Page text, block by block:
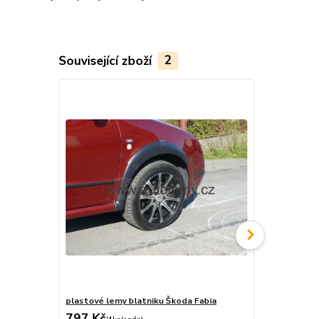
Související zboží 2
plastové lemy blatniku Škoda Fabia